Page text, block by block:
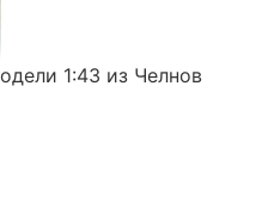
1:43 из Челнов